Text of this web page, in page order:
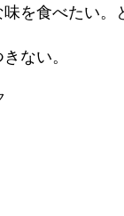
を食べたい。
ない。